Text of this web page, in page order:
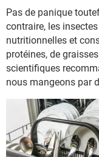
Pas de panique
contraire, les
nutritionnelles et
protéines, de
scientifiques
nous mangeons par